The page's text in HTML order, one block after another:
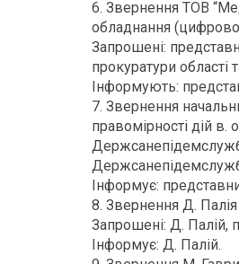
6. Звернення ТОВ
обладнання
Запрошені:
прокуратури області
Інформують:
7. Звернення
правомірності дій
Інформує:
8. Звернення Д.
Запрошені: Д. Палій,
Інформує: Д. Палій.